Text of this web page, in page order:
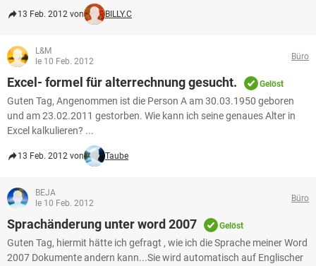
13 Feb. 2012 von BILLY.C
L&M
le 10 Feb. 2012
Büro
Excel- formel für alterrechnung gesucht. Gelöst
Guten Tag, Angenommen ist die Person A am 30.03.1950 geboren
und am 23.02.2011 gestorben. Wie kann ich seine genaues Alter in
Excel kalkulieren? ...
13 Feb. 2012 von Taube
BEJA
le 10 Feb. 2012
Büro
Sprachänderung unter word 2007 Gelöst
Guten Tag, hiermit hätte ich gefragt , wie ich die Sprache meiner Word
2007 Dokumente andern kann...Sie wird automatisch auf Englischer